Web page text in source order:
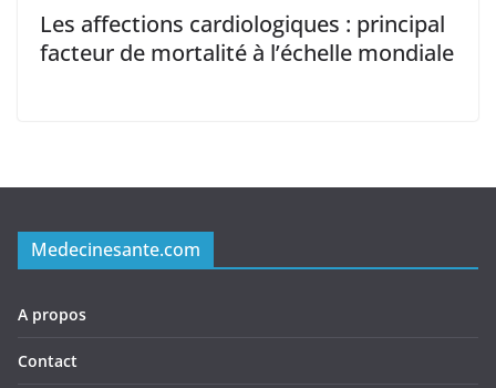
Les affections cardiologiques : principal
facteur de mortalité à l’échelle mondiale
Medecinesante.com
A propos
Contact